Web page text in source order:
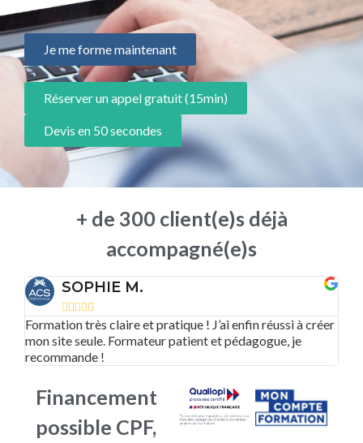
Je me forme maintenant
Réserver un appel gratuit (15min)
Devis en 50 secondes
+ de 300 client(e)s déjà
accompagné(e)s
SOPHIE M.

Formation très claire et pratique ! J’ai enfin réussi à créer
mon site seule. Formateur patient et pédagogue, je
recommande !
Financement
possible CPF,